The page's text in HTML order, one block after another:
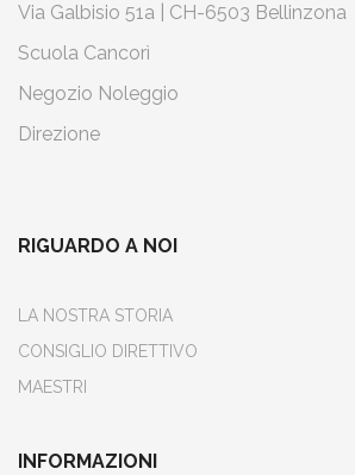
Via Galbisio 51a | CH-6503 Bellinzona
Scuola Cancorì
Negozio Noleggio
Direzione
RIGUARDO A NOI
LA NOSTRA STORIA
CONSIGLIO DIRETTIVO
MAESTRI
INFORMAZIONI